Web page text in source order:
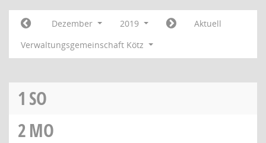
Dezember 2019
Aktuell
Verwaltungsgemeinschaft Kötz
1 SO
2MO